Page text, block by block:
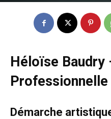
Héloïse
Professionnelle
Démarche